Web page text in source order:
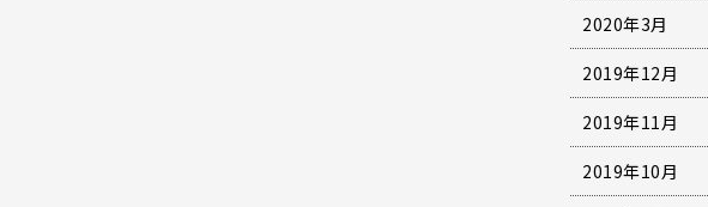
2020年3月
2019年12月
2019年11月
2019年10月